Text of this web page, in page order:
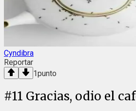
Cyndibra
Reportar
1punto
#11 Gracias, odio el